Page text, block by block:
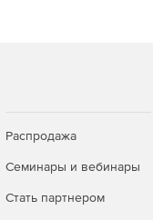
Распродажа
Семинары и вебинары
Стать партнером